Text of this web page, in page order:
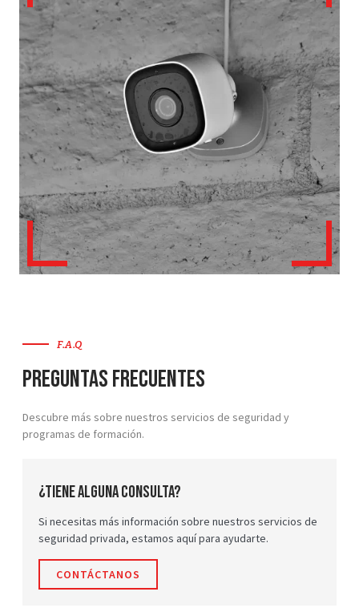
F.A.Q
Preguntas Frecuentes
Descubre más sobre nuestros servicios de seguridad y
programas de formación.
¿Tiene alguna consulta?
Si necesitas más información sobre nuestros servicios de
seguridad privada, estamos aquí para ayudarte.
CONTÁCTANOS